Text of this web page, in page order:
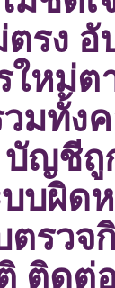
รง อั
ใหม่
มทั้ง
บัญชีถู
บบผิด
ตรวจ
ติดต่